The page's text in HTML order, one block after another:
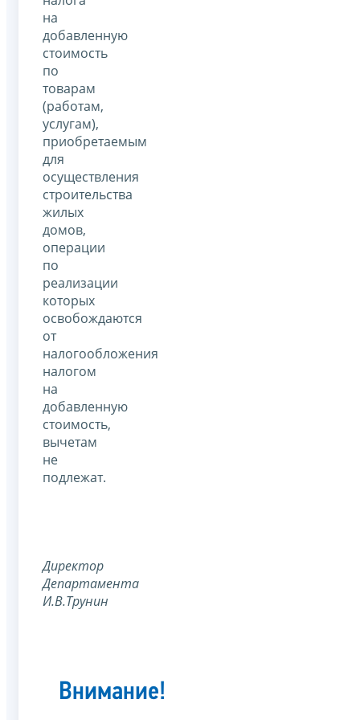
на
добавленную
стоимость
по
товарам
(работам,
услугам),
приобретаемым
для
осуществления
строительства
жилых
домов,
операции
по
реализации
которых
освобождаются
от
налогообложения
налогом
на
добавленную
стоимость,
вычетам
не
подлежат.
Директор
Департамента
И.В.Трунин
Внимание!